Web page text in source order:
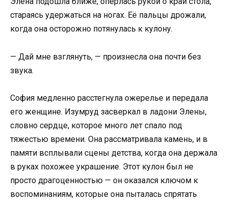
стараясь удержаться на ногах. Её пальцы дрожали,
когда она осторожно потянулась к кулону.
— Дай мне взглянуть, — произнесла она почти без
звука.
София медленно расстегнула ожерелье и передала
его женщине. Изумруд засверкал в ладони Элены,
словно сердце, которое много лет спало под
тяжестью времени. Она рассматривала камень, и в
памяти всплывали сцены детства, когда она держала
в руках похожее украшение. Этот кулон был не
просто драгоценностью — он оказался ключом к
воспоминаниям, которые она пыталась спрятать